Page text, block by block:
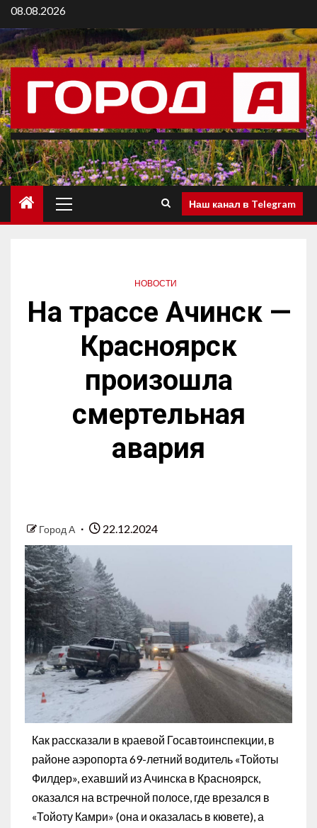
08.08.2026
Наш канал в Telegram
НОВОСТИ
На трассе Ачинск —
Красноярск
произошла
смертельная
авария
Город А 22.12.2024
Как рассказали в краевой Госавтоинспекции, в
районе аэропорта 69-летний водитель «Тойоты
Филдер», ехавший из Ачинска в Красноярск,
оказался на встречной полосе, где врезался в
«Тойоту Камри» (она и оказалась в кювете), а